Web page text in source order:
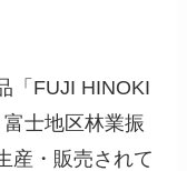
「FUJI HINOKI
士地区林業振
産・販売されて